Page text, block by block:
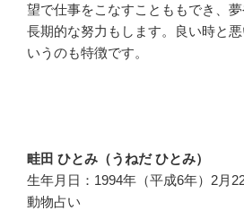
望で仕事をこなすことももでき、夢
長期的な努力もします。良い時と
いうのも特徴です。
畦田 ひとみ（うねだ ひとみ）
生年月日：1994年（平成6年）2月
動物占い